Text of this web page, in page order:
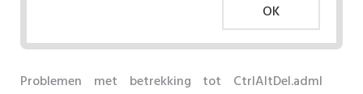
OK
Problemen met betrekking tot CtrlAltDel.adml